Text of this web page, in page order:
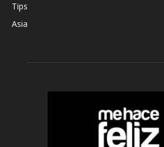
Tips
Asia